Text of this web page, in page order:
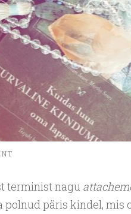
terminist nagu
polnud päris kindel, mis